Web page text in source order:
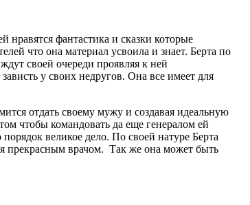
нравятся фантастика и сказки которые
что она материал усвоила и знает. Берта по
своей очереди проявляя к ней
у своих недругов. Она все имеет для
отдать своему мужу и создавая идеальную
чтобы командовать да еще генералом ей
великое дело. По своей натуре Берта
прекрасным врачом. Так же она может быть